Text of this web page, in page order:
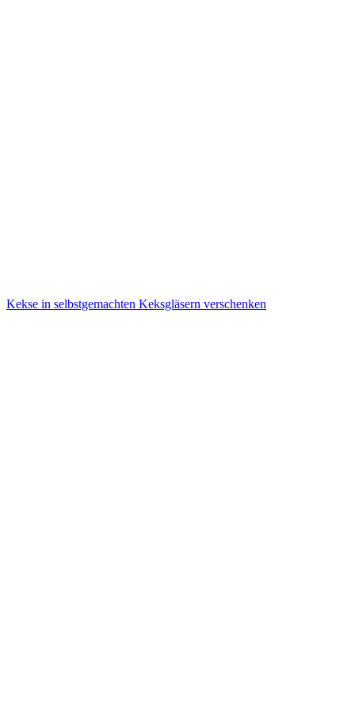
Kekse in selbstgemachten Keksgläsern verschenken